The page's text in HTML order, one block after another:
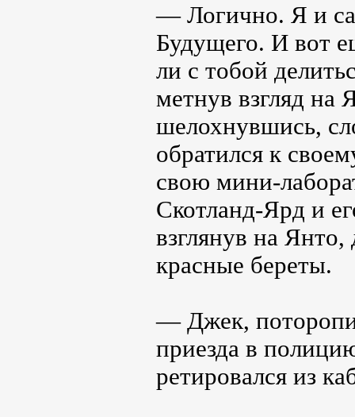
— Логично. Я и
Будущего. И вот
ли с тобой
метнув взгляд на
шелохнувшись,
обратился к
свою мини-
Скотланд-Ярд и
взглянув на
красные береты.
— Джек,
приезда в
ретировался из